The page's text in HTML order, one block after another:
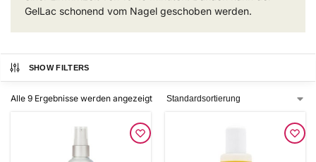
GelLac schonend vom Nagel geschoben werden.
SHOW FILTERS
Alle 9 Ergebnisse werden angezeigt